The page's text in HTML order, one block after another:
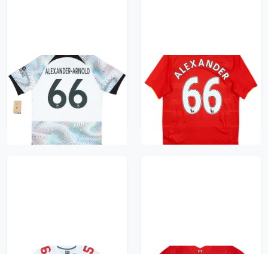
2022-23 Liverpool
Authentic Away Shirt
Alexander-Arnold #66
522 kr / £59.99
2016-17 Liverpool
Home Shirt Alexander
#66 - 6/10 - (S)
522 kr / £59.99